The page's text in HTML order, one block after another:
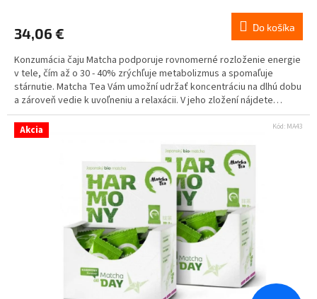
34,06 € Do košíka
Konzumácia čaju Matcha podporuje rovnomerné rozloženie energie
v tele, čím až o 30 - 40% zrýchľuje metabolizmus a spomaľuje
stárnutie. Matcha Tea Vám umožní udržať koncentráciu na dlhú dobu
a zároveň vedie k uvoľneniu a relaxácii. V jeho zložení nájdete
proteíny, kofeín, vlákninu, vitamíny A-karotén, E, minerály ako sú
železo, vápnik, draslík, zinok, katechíny, aminokyseliny.
Akcia Kód: MA43